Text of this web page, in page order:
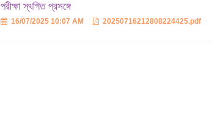
পরীক্ষা স্থগিত প্রসঙ্গে
16/07/2025 10:07 AM 20250716212808224425.pdf